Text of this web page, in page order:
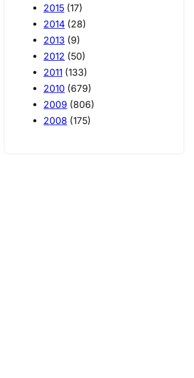
2015 (17)
2014 (28)
2013 (9)
2012 (50)
2011 (133)
2010 (679)
2009 (806)
2008 (175)